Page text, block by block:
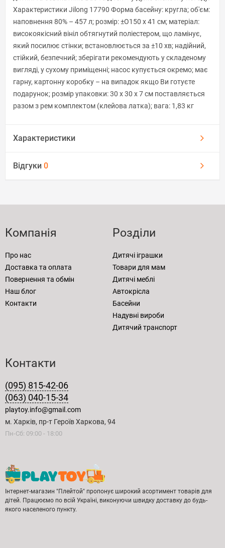
Характеристики Jilong 17790 Форма басейну: кругла; об'єм:
наповнення 80% – 457 л; розмір: ±O150 x 41 см; матеріал:
високоякісний вініл обтягнутий поліестером, що ламінує,
який посилює стінки; встановлюється за ±10 хв; надійний,
стійкий, безпечний; зберігати рекомендують у складеному
вигляді, у сухому приміщенні; насос купується окремо; має
гарну, картонну коробку – на випадок якщо Ви готуєте
подарунок; розмір упаковки: 30 х 30 х 7 см поставляється
разом з рем комплектом (клейова латка); вага: 1,83 кг
Характеристики
Відгуки 0
Компанія
Про нас
Доставка та оплата
Повернення та обмін
Наш блог
Контакти
Розділи
Дитячі іграшки
Товари для мам
Дитячі меблі
Автокрісла
Басейни
Надувні вироби
Дитячий транспорт
Контакти
(095) 815-42-06
(063) 040-15-34
playtoy.info@gmail.com
м. Харків, пр-т Героїв Харкова, 94
Пн-Сб: 09:00 - 18:00
Інтернет-магазин "Плейтой" пропонує широкий асортимент товарів для
дітей. Працюємо по всій Україні, виконуючи швидку доставку до будь-
якого населеного пункту.